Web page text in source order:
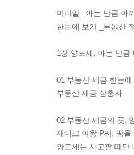
머리말 _아는 만큼 아
한눈에 보기 _부동산
1장 양도세, 아는 만큼
01 부동산 세금 한눈에
부동산 세금 삼총사
02 부동산 세금의 꽃,
재테크 여왕 P씨, 땅을
양도세는 사고팔 때만